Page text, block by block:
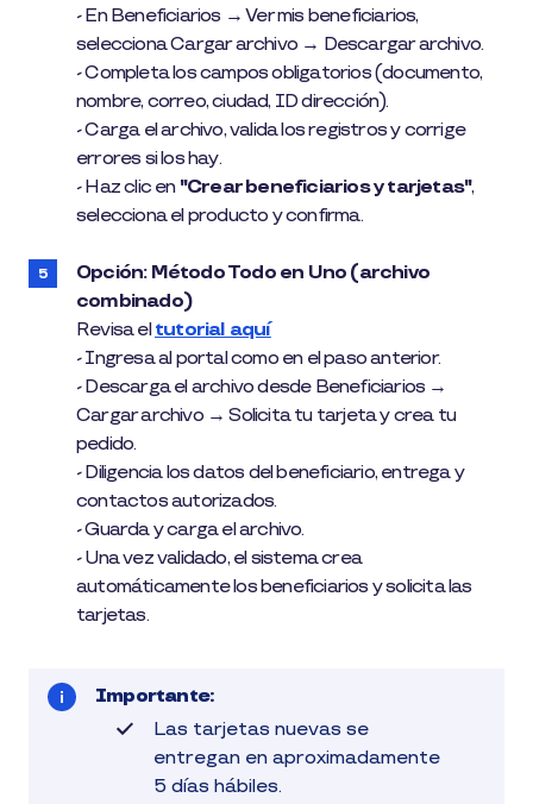
- En Beneficiarios → Ver mis beneficiarios,
selecciona Cargar archivo → Descargar archivo.
- Completa los campos obligatorios (documento,
nombre, correo, ciudad, ID dirección).
- Carga el archivo, valida los registros y corrige
errores si los hay.
- Haz clic en "Crear beneficiarios y tarjetas",
selecciona el producto y confirma.
Opción: Método Todo en Uno (archivo
combinado)
Revisa eltutorial aquí
- Ingresa al portal como en el paso anterior.
- Descarga el archivo desde Beneficiarios →
Cargar archivo → Solicita tu tarjeta y crea tu
pedido.
- Diligencia los datos del beneficiario, entrega y
contactos autorizados.
- Guarda y carga el archivo.
- Una vez validado, el sistema crea
automáticamente los beneficiarios y solicita las
tarjetas.
Importante:
Las tarjetas nuevas se
entregan en aproximadamente
5 días hábiles.